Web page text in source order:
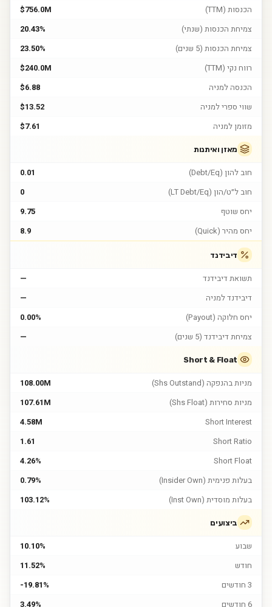
הכנסות (TTM)
$756.0M
צמיחת הכנסות (שנתי)
20.43%
צמיחת הכנסות (5 שנים)
23.50%
רווח נקי (TTM)
$240.0M
הכנסה למניה
$6.88
שווי ספרי למניה
$13.52
מזומן למניה
$7.61
מאזן ואיתנות
חוב להון (Debt/Eq)
0.01
חוב ל״ט/הון (LT Debt/Eq)
0
יחס שוטף
9.75
יחס מהיר (Quick)
8.9
דיבידנד
תשואת דיבידנד
—
דיבידנד למניה
—
יחס חלוקה (Payout)
0.00%
צמיחת דיבידנד (5 שנים)
—
Short & Float
מניות בהנפקה (Shs Outstand)
108.00M
מניות סחירות (Shs Float)
107.61M
Short Interest
4.58M
Short Ratio
1.61
Short Float
4.26%
בעלות פנימית (Insider Own)
0.79%
בעלות מוסדית (Inst Own)
103.12%
ביצועים
שבוע
10.10%
חודש
11.52%
3 חודשים
-19.81%
6 חודשים
3.49%